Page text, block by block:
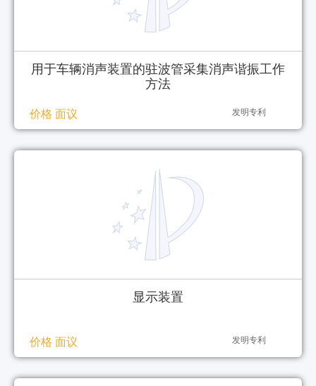
用于车辆消声装置的驻波管采集消声谐振工作
方法
价格 面议 发明专利
显示装置
价格 面议 发明专利